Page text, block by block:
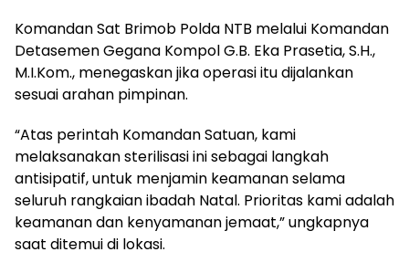
Komandan Sat Brimob Polda NTB melalui Komandan
Detasemen Gegana Kompol G.B. Eka Prasetia, S.H.,
M.I.Kom., menegaskan jika operasi itu dijalankan
sesuai arahan pimpinan.
“Atas perintah Komandan Satuan, kami
melaksanakan sterilisasi ini sebagai langkah
antisipatif, untuk menjamin keamanan selama
seluruh rangkaian ibadah Natal. Prioritas kami adalah
keamanan dan kenyamanan jemaat,” ungkapnya
saat ditemui di lokasi.